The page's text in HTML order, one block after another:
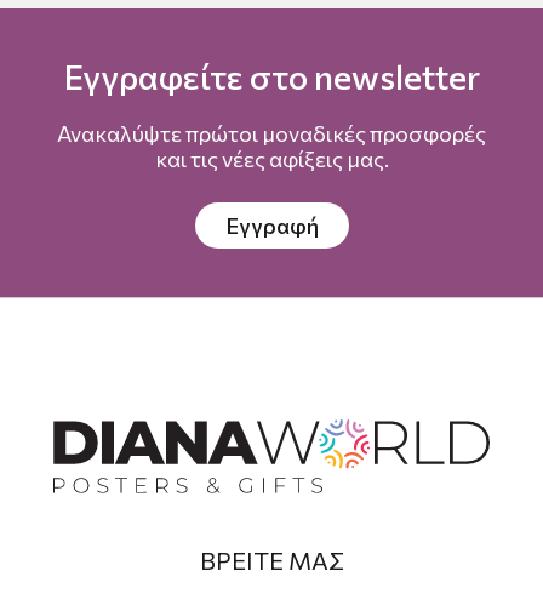
Εγγραφείτε στο newsletter
Ανακαλύψτε πρώτοι μοναδικές προσφορές
και τις νέες αφίξεις μας.
Εγγραφή
ΒΡΕΙΤΕ ΜΑΣ